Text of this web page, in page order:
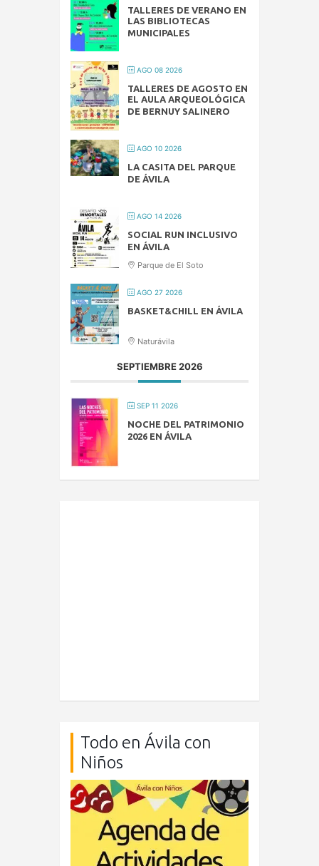
TALLERES DE VERANO EN
LAS BIBLIOTECAS
MUNICIPALES
AGO 08 2026
TALLERES DE AGOSTO EN
EL AULA ARQUEOLÓGICA
DE BERNUY SALINERO
AGO 10 2026
LA CASITA DEL PARQUE
DE ÁVILA
AGO 14 2026
SOCIAL RUN INCLUSIVO
EN ÁVILA
Parque de El Soto
AGO 27 2026
BASKET&CHILL EN ÁVILA
Naturávila
SEPTIEMBRE 2026
SEP 11 2026
NOCHE DEL PATRIMONIO
2026 EN ÁVILA
Todo en Ávila con
Niños